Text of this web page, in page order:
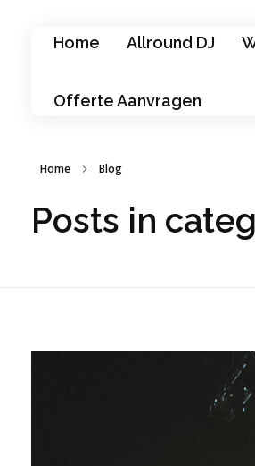
Home Allround DJ
Offerte Aanvragen
Home Blog
Posts in